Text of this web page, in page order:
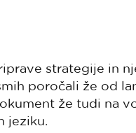
strategije in
poročali že od
že tudi na
jeziku.